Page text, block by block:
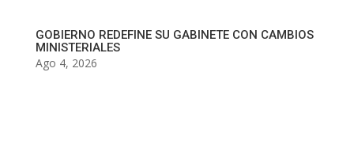
GOBIERNO REDEFINE SU GABINETE CON CAMBIOS
MINISTERIALES
Ago 4, 2026